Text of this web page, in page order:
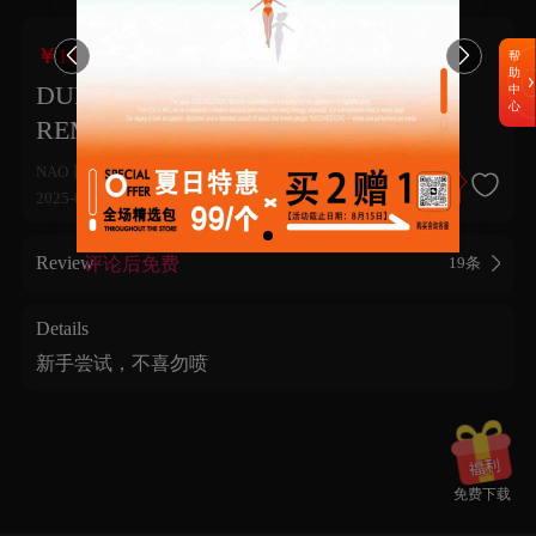
￥10.00
DUDUDU X 东北玩泥巴【NAONAO
REMIX】
NAO丨NAO
2025-07-20
22 209 15
点赞后免费
Review评论后免费 19条
Details
新手尝试，不喜勿喷
免费下载
帮
助
中
心
 